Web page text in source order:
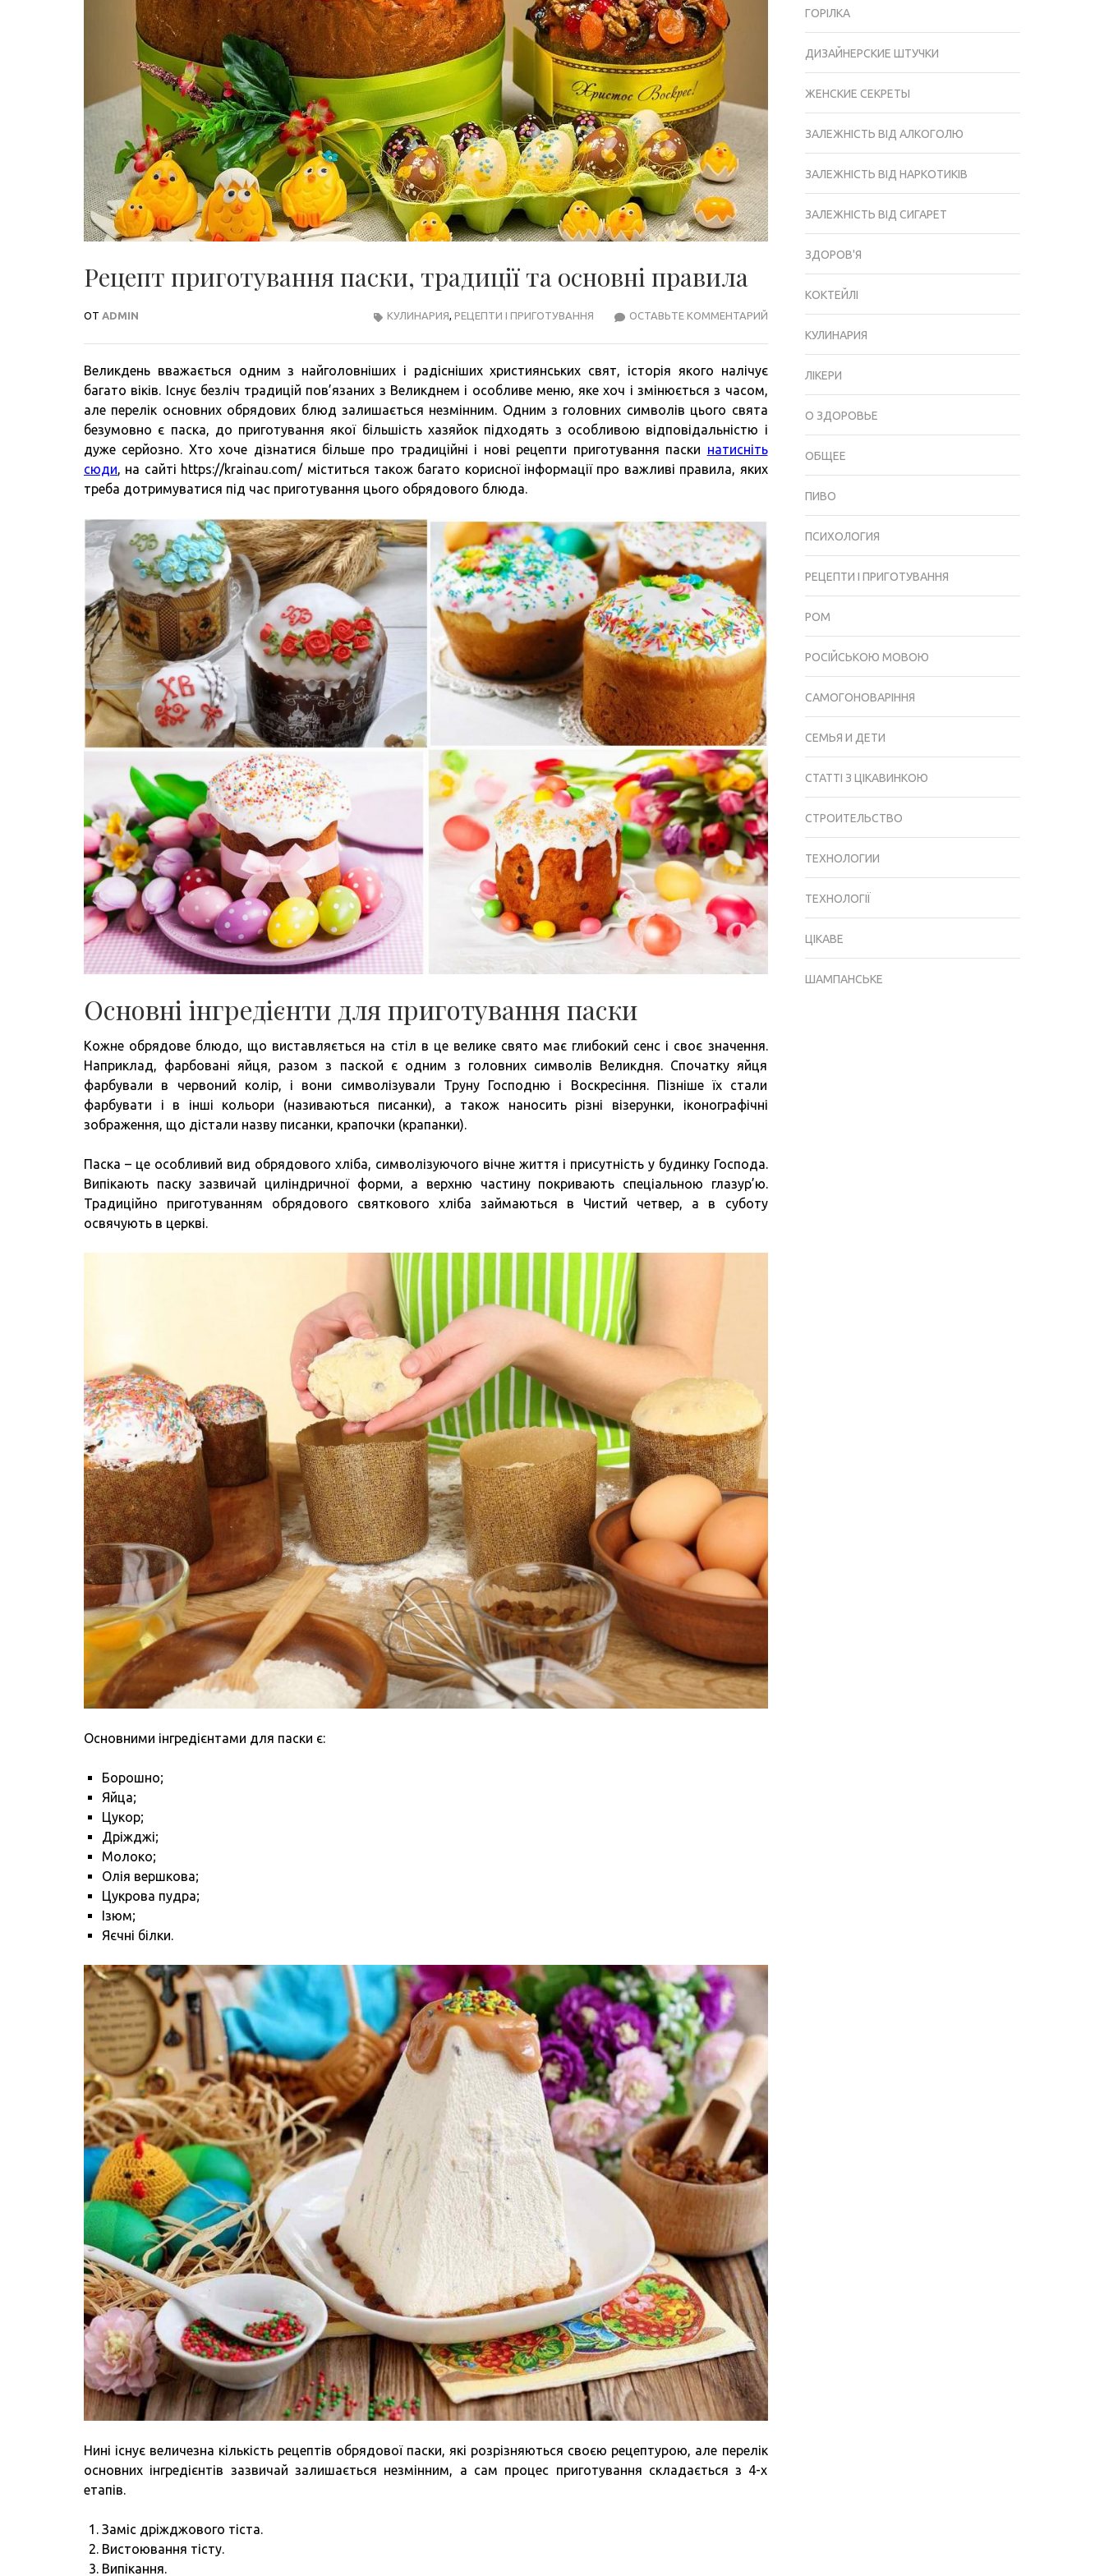
Рецепт приготування паски, традиції та основні правила
ОТ ADMIN ОСТАВЬТЕ КОММЕНТАРИЙ РЕЦЕПТ
ПРИГОТУВАННЯ
ПАСКИ,
ТРАДИЦІЇ
ОСНОВНІ
ПРАВИЛА
КУЛИНАРИЯ РЕЦЕПТИ І ПРИГОТУВАННЯ
Великдень вважається одним з найголовніших і радісніших християнських свят, історія якого налічує
багато віків. Існує безліч традицій пов’язаних з Великднем і особливе меню, яке хоч і змінюється з часом,
але перелік основних обрядових блюд залишається незмінним. Одним з головних символів цього свята
безумовно є паска, до приготування якої більшість хазяйок підходять з особливою відповідальністю і
дуже серйозно. Хто хоче дізнатися більше про традиційні і нові рецепти приготування паски натисніть
сюди, на сайті https://krainau.com/ міститься також багато корисної інформації про важливі правила, яких
треба дотримуватися під час приготування цього обрядового блюда.
Основні інгредієнти для приготування паски
Кожне обрядове блюдо, що виставляється на стіл в це велике свято має глибокий сенс і своє значення.
Наприклад, фарбовані яйця, разом з паской є одним з головних символів Великдня. Спочатку яйця
фарбували в червоний колір, і вони символізували Труну Господню і Воскресіння. Пізніше їх стали
фарбувати і в інші кольори (називаються писанки), а також наносить різні візерунки, іконографічні
зображення, що дістали назву писанки, крапочки (крапанки).
Паска – це особливий вид обрядового хліба, символізуючого вічне життя і присутність у будинку Господа.
Випікають паску зазвичай циліндричної форми, а верхню частину покривають спеціальною глазур’ю.
Традиційно приготуванням обрядового святкового хліба займаються в Чистий четвер, а в суботу
освячують в церкві.
Основними інгредієнтами для паски є:
Борошно;
Яйца;
Цукор;
Дріжджі;
Молоко;
Олія вершкова;
Цукрова пудра;
Ізюм;
Яєчні білки.
Нині існує величезна кількість рецептів обрядової паски, які розрізняються своєю рецептурою, але перелік
основних інгредієнтів зазвичай залишається незмінним, а сам процес приготування складається з 4-х
етапів.
Заміс дріжджового тіста.
Вистоювання тісту.
Випікання.
ГОРІЛКА
ДИЗАЙНЕРСКИЕ ШТУЧКИ
ЖЕНСКИЕ СЕКРЕТЫ
ЗАЛЕЖНІСТЬ ВІД АЛКОГОЛЮ
ЗАЛЕЖНІСТЬ ВІД НАРКОТИКІВ
ЗАЛЕЖНІСТЬ ВІД СИГАРЕТ
ЗДОРОВ'Я
КОКТЕЙЛІ
КУЛИНАРИЯ
ЛІКЕРИ
О ЗДОРОВЬЕ
ОБЩЕЕ
ПИВО
ПСИХОЛОГИЯ
РЕЦЕПТИ І ПРИГОТУВАННЯ
РОМ
РОСІЙСЬКОЮ МОВОЮ
САМОГОНОВАРІННЯ
СЕМЬЯ И ДЕТИ
СТАТТІ З ЦІКАВИНКОЮ
СТРОИТЕЛЬСТВО
ТЕХНОЛОГИИ
ТЕХНОЛОГІЇ
ЦІКАВЕ
ШАМПАНСЬКЕ